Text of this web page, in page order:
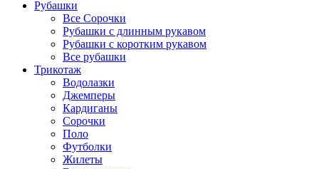
Рубашки
Все Сорочки
Рубашки с длинным рукавом
Рубашки с коротким рукавом
Все рубашки
Трикотаж
Водолазки
Джемперы
Кардиганы
Сорочки
Поло
Футболки
Жилеты